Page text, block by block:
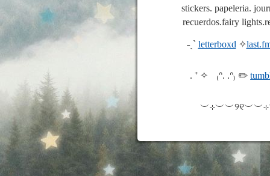
stickers. papeleria.
recuerdos.fairy
˗ˏˋ letterboxd ✧
. ⁺ ✧ﾠ₍ᐢ. .ᐢ₎ ✏️